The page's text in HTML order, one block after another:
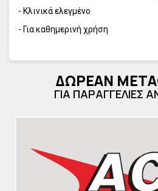
- Κλινικά ελεγμένο
- Για καθημερινή χρήση
- Το σαπούνι διαλύεται όταν
Oδηγίες χρήσεις :
-Βρέξτε το σφουγγάρι με νερό και
ΔΩΡΕΑΝ
ΓΙΑ ΠΑΡΑΓΓΕΛΙΕΣ